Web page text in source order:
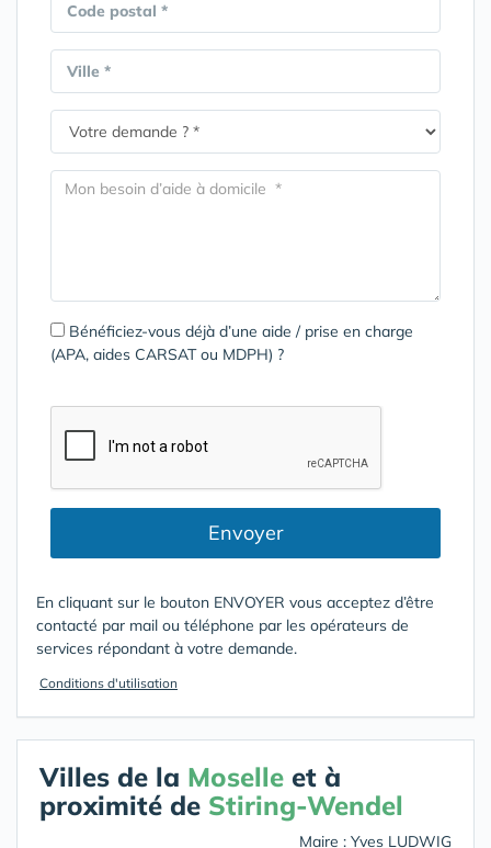
Code postal *
Ville *
Bénéficiez-vous déjà d’une aide / prise en charge
(APA, aides CARSAT ou MDPH) ?
Envoyer
En cliquant sur le bouton ENVOYER vous acceptez d’être
contacté par mail ou téléphone par les opérateurs de
services répondant à votre demande.
Conditions d'utilisation
Villes de la Moselle et à
proximité de Stiring-Wendel
Maire : Yves LUDWIG